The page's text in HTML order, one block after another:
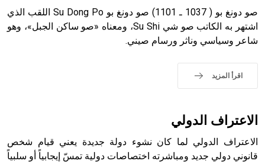
- هل تعلم أن أبجر Abgar اسم معروف جيداً يعود إلى عدد من
التاسع، وهم ينتسبون إلى أسرة أوسروين
sign تكتب منفصلة غير متصلة، وتعتمد المبدأ الأكوروفوني،
حيث تقتصر القيمة الصوتية للعلامة الك
صو دونغ بو ( 1037 ـ 1101) صو دونغ بو Su Dong Po اللقب الذي
اشتهر به الكاتب صو شي Su Shi، ومعناه «صو ساكن الجبل»، وهو
شاعر وسياسي وناثر ورسام صيني.
اقرأ المزيد
الاعتراف الدولي
الاعتراف الدولي لما كان نشوء دولة جديدة يعني قيام شخص
قانوني دولي جديد ومباشرته اختصاصات دولية تمسّ إيجابياً أو سلبياً